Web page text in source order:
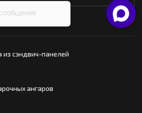
из сэндвич-панелей
ангаров